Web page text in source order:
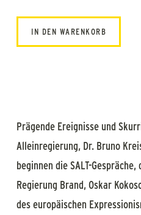
IN DEN WARENKORB
Prägende Ereignisse und
Alleinregierung, Dr. Bruno
beginnen die SALT-
Regierung Brand, Oskar
des europäischen